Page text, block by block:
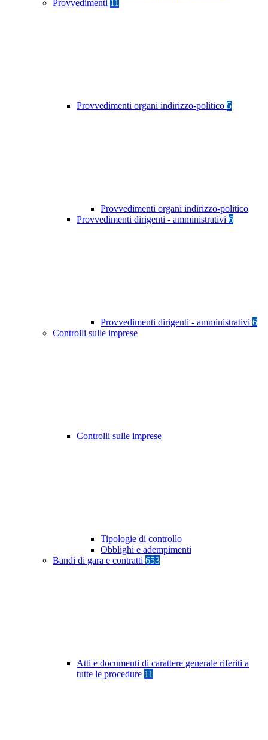
Provvedimenti 11
Provvedimenti organi indirizzo-politico 5
Provvedimenti organi indirizzo-politico
Provvedimenti dirigenti - amministrativi 6
Provvedimenti dirigenti - amministrativi 6
Controlli sulle imprese
Controlli sulle imprese
Tipologie di controllo
Obblighi e adempimenti
Bandi di gara e contratti 653
Atti e documenti di carattere generale riferiti a
tutte le procedure 11